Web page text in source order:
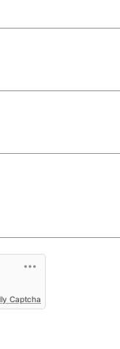
Captcha